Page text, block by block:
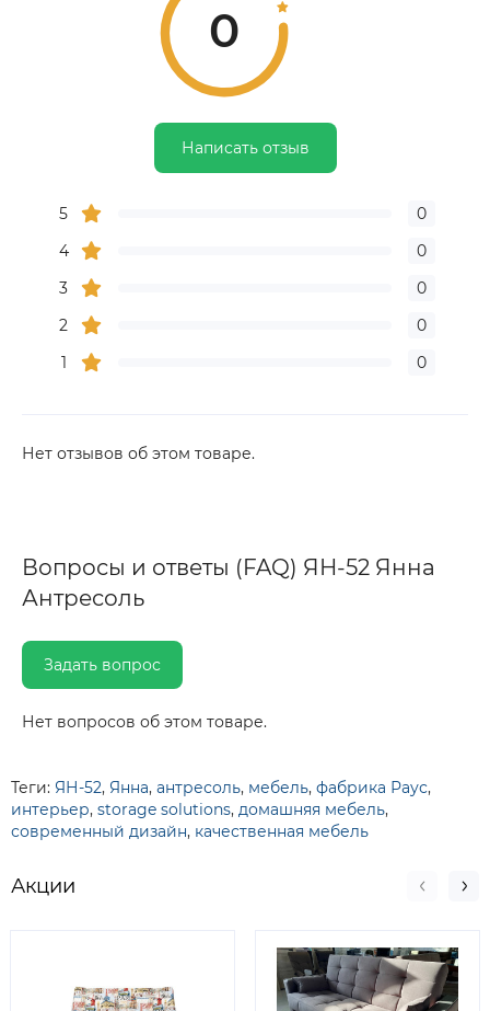
0
Написать отзыв
5
0
4
0
3
0
2
0
1
0
Нет отзывов об этом товаре.
Вопросы и ответы (FAQ) ЯН-52 Янна
Антресоль
Задать вопрос
Нет вопросов об этом товаре.
Теги: ЯН-52, Янна, антресоль, мебель, фабрика Раус,
интерьер, storage solutions, домашняя мебель,
современный дизайн, качественная мебель
Акции